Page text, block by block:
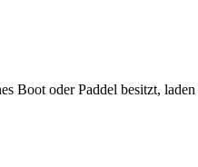
Boot oder Paddel besitzt,